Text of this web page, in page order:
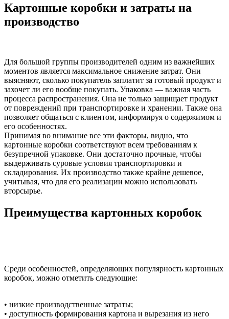
Картонные коробки и затраты на
производство
Для большой группы производителей одним из важнейших
моментов является максимальное снижение затрат. Они
выясняют, сколько покупатель заплатит за готовый продукт и
захочет ли его вообще покупать. Упаковка — важная часть
процесса распространения. Она не только защищает продукт
от повреждений при транспортировке и хранении. Также она
позволяет общаться с клиентом, информируя о содержимом и
его особенностях.
Принимая во внимание все эти факторы, видно, что
картонные коробки соответствуют всем требованиям к
безупречной упаковке. Они достаточно прочные, чтобы
выдерживать суровые условия транспортировки и
складирования. Их производство также крайне дешевое,
учитывая, что для его реализации можно использовать
вторсырье.
Преимущества картонных коробок
Среди особенностей, определяющих популярность картонных
коробок, можно отметить следующие:
• низкие производственные затраты;
• доступность формирования картона и вырезания из него